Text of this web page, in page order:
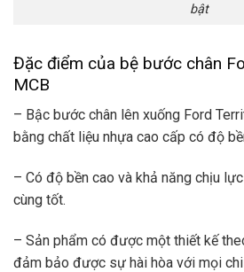
bật
Đặc điểm của bệ bước chân
MCB
– Bậc bước chân lên xuống Ford
bằng chất liệu nhựa cao cấp có độ
– Có độ bền cao và khả năng chịu
cùng tốt.
– Sản phẩm có được một thiết kế
đảm bảo được sự hài hòa với mọi